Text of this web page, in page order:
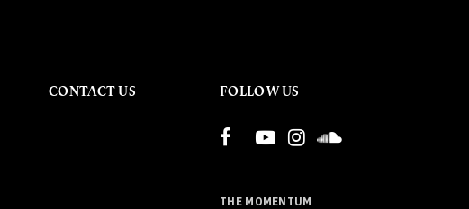
CONTACT US FOLLOW US
THE MOMENTUM